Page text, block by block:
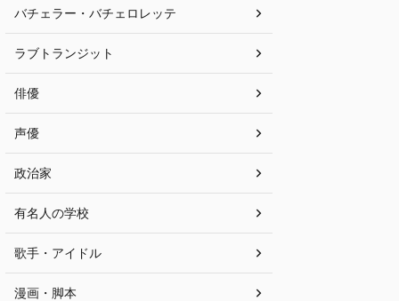
バチェラー・バチェロレッテ
ラブトランジット
俳優
声優
政治家
有名人の学校
歌手・アイドル
漫画・脚本